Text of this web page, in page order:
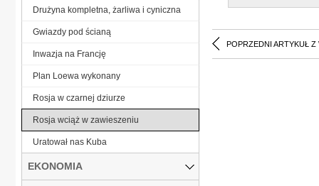
POPRZEDNI ARTYKUŁ Z
Drużyna kompletna, żarliwa i cyniczna
Gwiazdy pod ścianą
Inwazja na Francję
Plan Loewa wykonany
Rosja w czarnej dziurze
Rosja wciąż w zawieszeniu
Uratował nas Kuba
EKONOMIA